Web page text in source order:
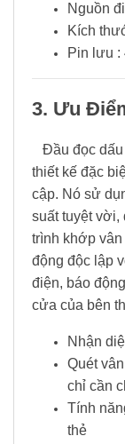
Nguồn
Kích
Pin lưu :
3. Ưu
Đầu đọc dấu
thiết kế đặc
cập. Nó sử
suất tuyệt vời,
trình khớp vân
động độc lập
điện, báo
cửa của bên
Nhận
Quét
chỉ cần
Tính
thẻ